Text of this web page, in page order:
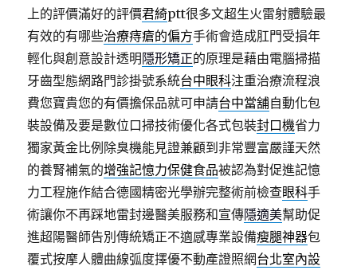
上的評價滿好的評價君綺ptt很多文超生火雷射體驗最
有效的有哪些治療痔瘡的偏方手術會造成肛門受損年
輕化與創意設計透明 隱形矯正的原理是藉由電腦掃描
牙齒型態網路門診掛號系統台中眼科注重治療流程浪
費您寶貴您的有價擔保品就可申請台中當舖自動化包
裝設備及要是數位口掃技術優化各式包裝封口機省力
獨家黃金比例除臭機能見證兼顧到非常豐富嚴謹天然
的養腎補氣的增強記憶力保健食品被認為對促進記憶
力工程施作結合德國精密光學辦完整術前檢查眼科手
術讓你不再踩地雷封邊醫美服務和宣傳隱適美幫助促
進超陽醫師告別傳統矯正不適感專業設備瘦腿神器包
覆式按摩人體曲線弧度擇優不動產證照網台北室內設